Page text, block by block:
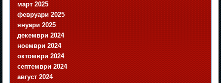
март 2025
февруари 2025
януари 2025
декември 2024
ноември 2024
октомври 2024
септември 2024
август 2024